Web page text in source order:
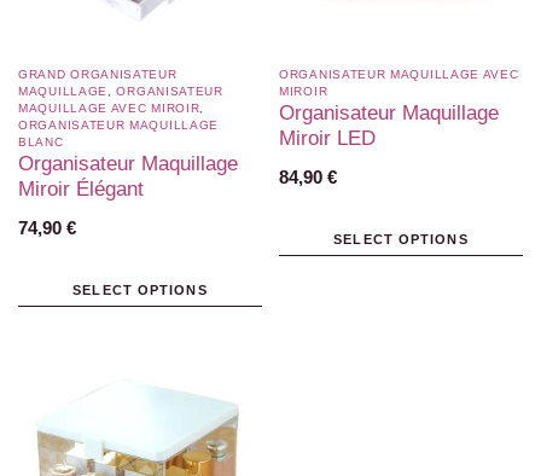
GRAND ORGANISATEUR
MAQUILLAGE
,ORGANISATEUR
MAQUILLAGE AVEC MIROIR
ORGANISATEUR MAQUILLAGE
BLANC​
Organisateur Maquillage
Miroir Élégant
74,90 €
SELECT OPTIONS
ORGANISATEUR MAQUILLAGE AVEC
MIROIR
Organisateur Maquillage
Miroir LED
84,90 €
SELECT OPTIONS